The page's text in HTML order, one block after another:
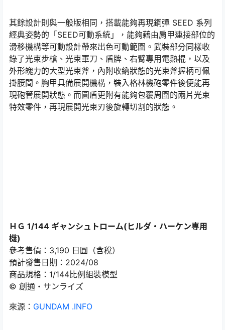
其餘設計則與一般版相同，搭載能夠再現鋼彈 SEED 系列
經典姿勢的「SEED可動系統」，能夠藉由肩甲連接部位的
滑移機構等可動設計帶來出色可動範圍。武裝部分同樣收
錄了光束步槍、光束軍刀、盾牌、右臂專用電熱棍，以及
外形魄力的大型光束斧，內附收納狀態的光束斧握柄可佩
掛腰間。胸甲具備展開機構，裝入格林機砲零件後便能再
現砲管展開狀態。而圓盾更附有能夠包覆周圍的兩片光束
特效零件，再現展開光束刃後旋轉切割的狀態。
ＨＧ 1/144 ギャンシュトローム(ヒルダ・ハーケン専用
機)
參考售價：3,190 日圓（含稅）
預計發售日期：2024/08
商品規格：1/144比例組裝模型
© 創通・サンライズ
來源： GUNDAM .INFO